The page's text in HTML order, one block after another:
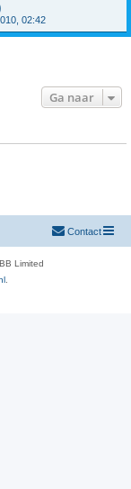
02:42
Ga naar
Contact
Limited